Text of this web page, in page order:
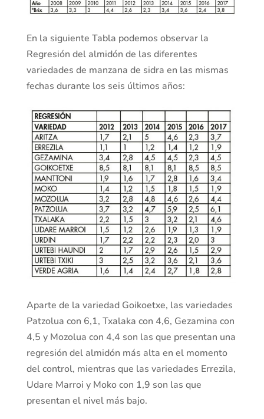
En la siguiente Tabla podemos observar la
Regresión del almidón de las diferentes
variedades de manzana de sidra en las mismas
fechas durante los seis últimos años:
Aparte de la variedad Goikoetxe, las variedades
Patzolua con 6,1, Txalaka con 4,6, Gezamina con
4,5 y Mozolua con 4,4 son las que presentan una
regresión del almidón más alta en el momento
del control, mientras que las variedades Errezila,
Udare Marroi y Moko con 1,9 son las que
presentan el nivel más bajo.